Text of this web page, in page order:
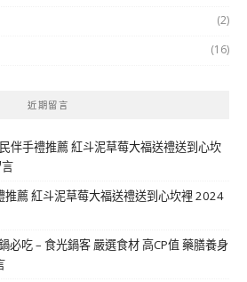
(2)
(16)
近期留言
伴手禮推薦 紅斗泥草莓大福送禮送到心坎
推薦 紅斗泥草莓大福送禮送到心坎裡 2024
必吃 – 食光鍋客 嚴選食材 高CP值 藥膳養身